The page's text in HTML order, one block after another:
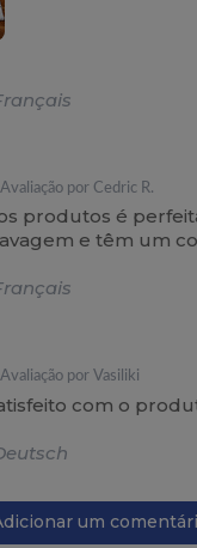
Avaliação por Cedric R.
produtos é
e têm um
Avaliação por Vasiliki
com o
um